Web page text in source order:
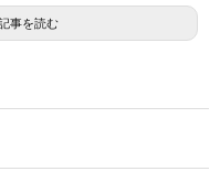
事を読む